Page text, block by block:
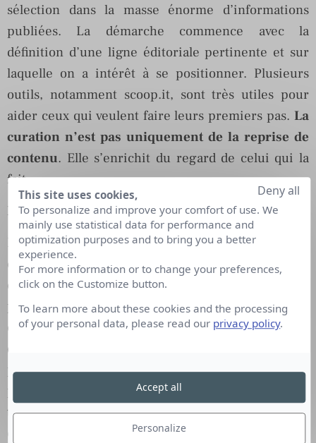
sélection dans la masse énorme d’informations
publiées. La démarche commence avec la
définition d’une ligne éditoriale pertinente et sur
laquelle on a intérêt à se positionner. Plusieurs
outils, notamment scoop.it, sont très utiles pour
aider ceux qui veulent faire leurs premiers pas. La
curation n’est pas uniquement de la reprise de
contenu. Elle s’enrichit du regard de celui qui la
fait.
Linkedin, quels sont les bons réflexes?
Pour LinkedIn, comme sur les autres réseaux pros
d’ailleurs, il est essentiel de bien comprendre
d’une part qu’un profil n’est pas un cv et d’autre
part que ces plateformes sont des réseaux sociaux
et non des job boards. Un CV est un document
qu’un candidat envoie à un recruteur pour se
présenter et décrocher un entretien. Avant de
présenter quelqu’un, un profil doit être vu donc
trouvé et donc visible. Le profil du meilleur
candidat ne donnera rien si personne ne le voit. Il
This site uses cookies,
To personalize and improve your comfort of use. We
mainly use statistical data for performance and
optimization purposes and to bring you a better
experience.
For more information or to change your preferences,
click on the Customize button.
To learn more about these cookies and the processing
of your personal data, please read our privacy policy.
Personalize
Deny all
Accept all